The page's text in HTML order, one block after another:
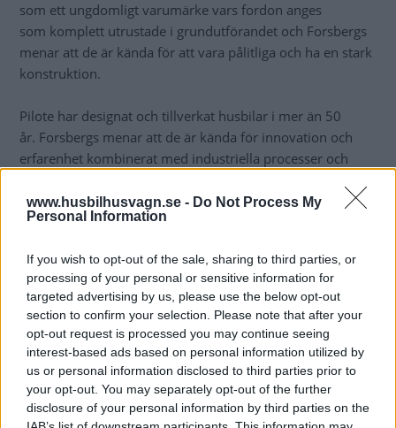
www.husbilhusvagn.se - Do Not Process My
Personal Information
If you wish to opt-out of the sale, sharing to third parties, or
processing of your personal or sensitive information for
targeted advertising by us, please use the below opt-out
section to confirm your selection. Please note that after your
opt-out request is processed you may continue seeing
interest-based ads based on personal information utilized by
us or personal information disclosed to third parties prior to
your opt-out. You may separately opt-out of the further
disclosure of your personal information by third parties on the
som ett ungdomligt varumärke vars fordon anges
som komplett utrustade i grundutförandet och Forsbergs
menar att de är kända för att vara pålitliga och ha en stark
konstruktion.
Pilote har designat och tillverkat husbilar i mer än 50
år. Forsbergs menar att de är kända för innovation och
erfarenhet kombinerat med industriella processer och
– Vi ser en ökad efterfrågan på fritidsfordon och både
befintliga sortiment. Vår målsättning har alltid varit att
optimera vårt utbud och kunna erbjuda något för alla
målgrupper och vi har aldrig varit starkare på den fronten
än vad vi är nu, säger Jonas Karlsson, vd Forsbergs
Fritidscenter.
– Groupe Pilote är väldigt nöjda med att förstärka sitt
samarbete med Forsbergs Fritidscenter , säger Patrick
Guilloux, VD för Groupe Pilote.Forsbergs har gjort ett